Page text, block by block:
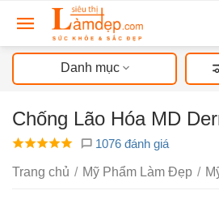
Danh mục
Chống Lão Hóa MD
1076 đánh giá
Trang chủ / Mỹ Phẩm Làm Đẹp /